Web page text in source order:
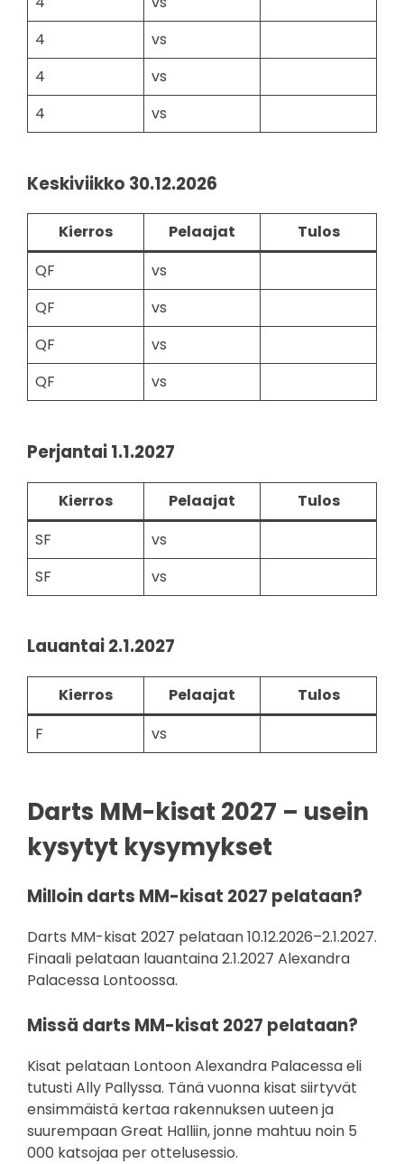
4
vs
4
vs
4
vs
Keskiviikko 30.12.2026
Kierros Pelaajat
Tulos
QF
vs
QF
vs
QF
vs
QF
vs
Perjantai 1.1.2027
Kierros Pelaajat
Tulos
SF
vs
SF
vs
Lauantai 2.1.2027
Kierros Pelaajat
Tulos
F
vs
Darts MM-kisat 2027 – usein
kysytyt kysymykset
Milloin darts MM-kisat 2027 pelataan?
Darts MM-kisat 2027 pelataan 10.12.2026–2.1.2027.
Finaali pelataan lauantaina 2.1.2027 Alexandra
Palacessa Lontoossa.
Missä darts MM-kisat 2027 pelataan?
Kisat pelataan Lontoon Alexandra Palacessa eli
tutusti Ally Pallyssa. Tänä vuonna kisat siirtyvät
ensimmäistä kertaa rakennuksen uuteen ja
suurempaan Great Halliin, jonne mahtuu noin 5
000 katsojaa per ottelusessio.